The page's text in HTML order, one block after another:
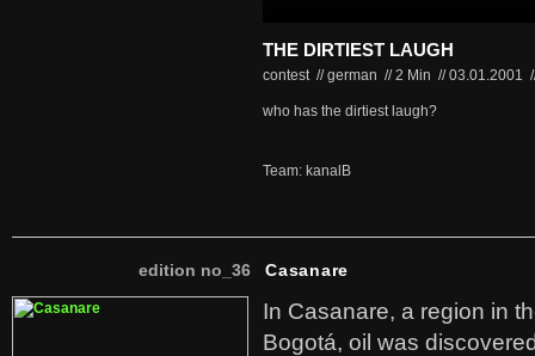
THE DIRTIEST LAUGH
contest // german //2 Min //03.01.2001
who has the dirtiest laugh?
Team: kanalB
edition no_36 Casanare
In Casanare, a region in
Bogotá, oil was